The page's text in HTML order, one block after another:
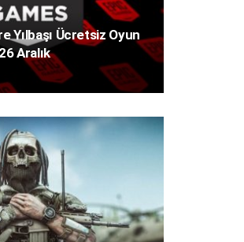
Yılbaşı Ücretsiz Oyun
Aralık